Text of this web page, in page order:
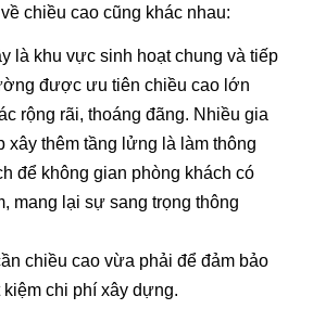
chiều cao cũng khác nhau:
là khu vực sinh hoạt chung và tiếp
được ưu tiên chiều cao lớn
rộng rãi, thoáng đãng. Nhiều gia
xây thêm tầng lửng là làm thông
để không gian phòng khách có
mang lại sự sang trọng thông
chiều cao vừa phải để đảm bảo
chi phí xây dựng.